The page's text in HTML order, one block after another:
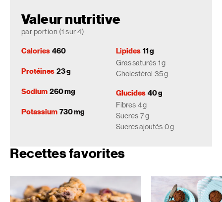
Valeur nutritive
par portion (1 sur 4)
Calories 460
Protéines 23 g
Sodium 260 mg
Potassium 730 mg
Lipides 11 g
Gras saturés 1 g
Cholestérol 35 g
Glucides 40 g
Fibres 4 g
Sucres 7 g
Sucres ajoutés 0 g
Recettes favorites